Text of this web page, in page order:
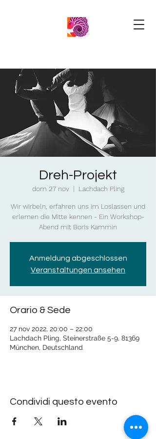
Dreh-Projekt
dom 27 nov
  |
Lachdach Pling
Wir wirbeln, erfahren uns im Loslassen und
erlernen die Mitte kennen - Ein Workshop-
Abend mit Boris Kammin
Anmeldung abgeschlossen
Veranstaltungen ansehen
Orario & Sede
27 nov 2022, 20:00 – 22:00
Lachdach Pling, Steinerstraße 5-9, 81369
München, Deutschland
Condividi questo evento